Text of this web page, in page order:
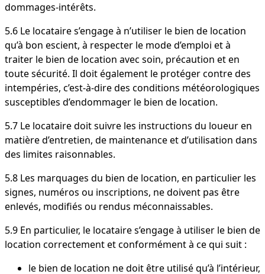
dommages-intérêts.
5.6 Le locataire s’engage à n’utiliser le bien de location
qu’à bon escient, à respecter le mode d’emploi et à
traiter le bien de location avec soin, précaution et en
toute sécurité. Il doit également le protéger contre des
intempéries, c’est-à-dire des conditions météorologiques
susceptibles d’endommager le bien de location.
5.7 Le locataire doit suivre les instructions du loueur en
matière d’entretien, de maintenance et d’utilisation dans
des limites raisonnables.
5.8 Les marquages du bien de location, en particulier les
signes, numéros ou inscriptions, ne doivent pas être
enlevés, modifiés ou rendus méconnaissables.
5.9 En particulier, le locataire s’engage à utiliser le bien de
location correctement et conformément à ce qui suit :
le bien de location ne doit être utilisé qu’à l’intérieur,